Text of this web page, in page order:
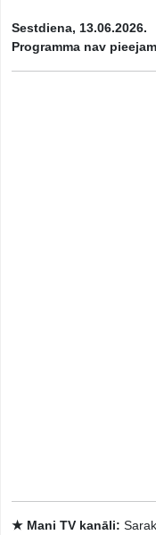
Sestdiena, 13.06.2026.
Programma nav
★ Mani TV kanāli: